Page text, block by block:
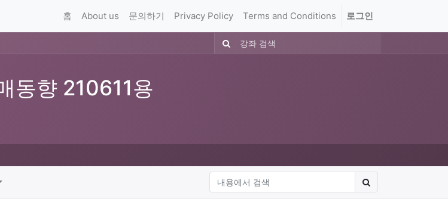
홈 About us 문의하기 Privacy Policy Terms and Conditions 로그인
동향 210611용